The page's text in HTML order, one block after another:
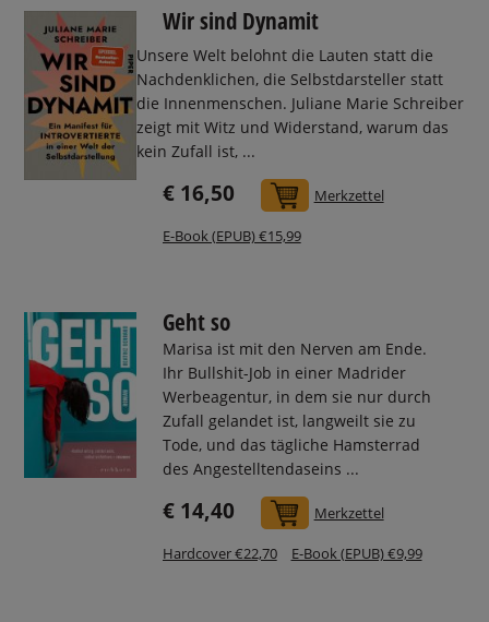
Wir sind Dynamit
Unsere Welt belohnt die Lauten statt die
Nachdenklichen, die Selbstdarsteller statt
die Innenmenschen. Juliane Marie Schreiber
zeigt mit Witz und Widerstand, warum das
kein Zufall ist, ...
€ 16,50 In den Warenkorb
Merkzettel
E-Book (EPUB) €15,99
Geht so
Marisa ist mit den Nerven am Ende.
Ihr Bullshit-Job in einer Madrider
Werbeagentur, in dem sie nur durch
Zufall gelandet ist, langweilt sie zu
Tode, und das tägliche Hamsterrad
des Angestelltendaseins ...
€ 14,40 In den Warenkorb
Merkzettel
Hardcover €22,70 E-Book (EPUB) €9,99